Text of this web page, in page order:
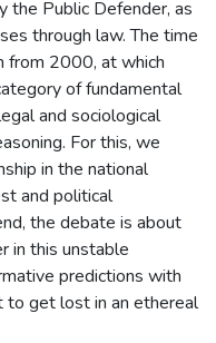
Public Defender, as
through law. The time
from 2000, at which
of fundamental
and sociological
For this, we
in the national
and political
the debate is about
in this unstable
predictions with
to get lost in an ethereal